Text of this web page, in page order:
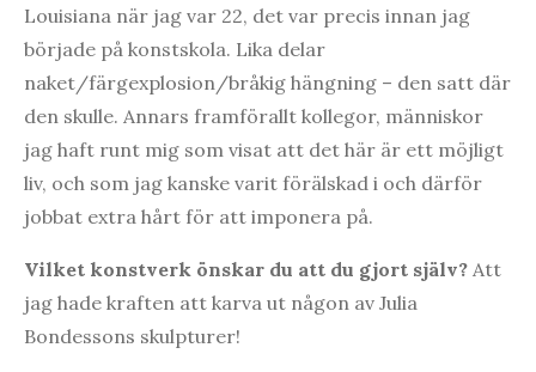
Louisiana när jag var 22, det var precis innan jag
började på konstskola. Lika delar
naket/färgexplosion/bråkig hängning – den satt där
den skulle. Annars framförallt kollegor, människor
jag haft runt mig som visat att det här är ett möjligt
liv, och som jag kanske varit förälskad i och därför
jobbat extra hårt för att imponera på.
Vilket konstverk önskar du att du gjort själv? Att
jag hade kraften att karva ut någon av Julia
Bondessons skulpturer!